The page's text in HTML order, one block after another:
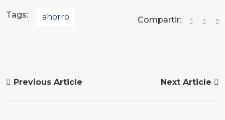
Tags: ahorro Compartir:
Previous Article Next Article